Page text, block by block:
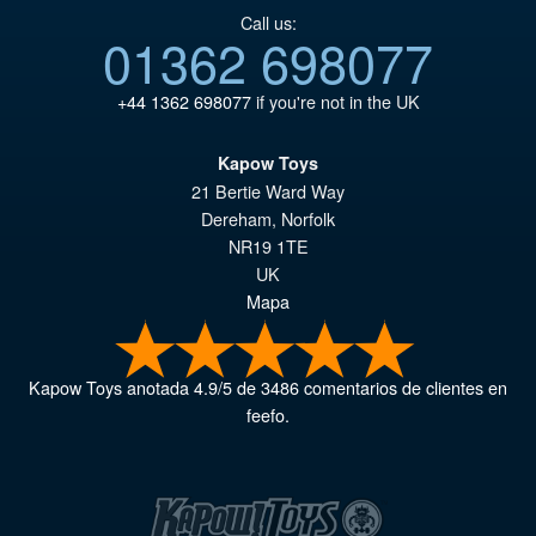
Call us:
01362 698077
+44 1362 698077if you're not in the UK
Kapow Toys
21 Bertie Ward Way
Dereham, Norfolk
NR19 1TE
UK
Mapa
Kapow Toysanotada4.9/5de3486comentarios de clientes en
feefo.